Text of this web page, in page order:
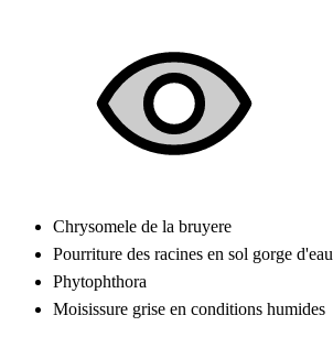
Chrysomele de la bruyere
Pourriture des racines en sol gorge d'eau
Phytophthora
Moisissure grise en conditions humides